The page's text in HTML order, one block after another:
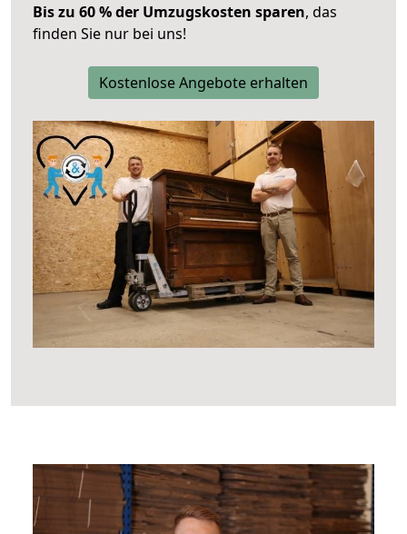
Bis zu 60 % der Umzugskosten sparen, das
finden Sie nur bei uns!
Kostenlose Angebote erhalten